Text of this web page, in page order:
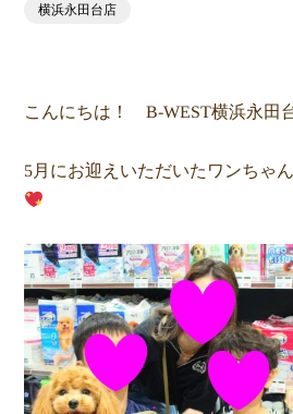
横浜永田台店
こんにちは！ B-WEST横浜永田
5月にお迎えいただいたワンちゃ